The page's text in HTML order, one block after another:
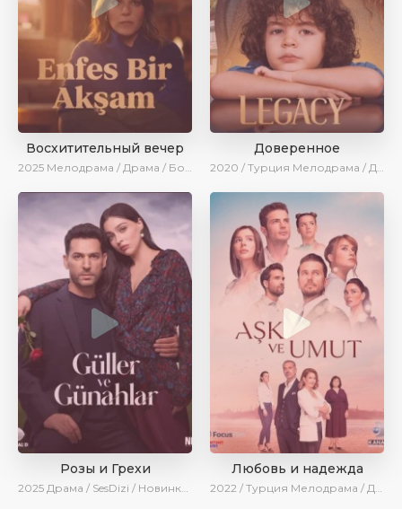
Восхитительный вечер
2025 Мелодрама / Драма / Боевик / Ирина Котова / Новинки / Сериалы 2025
Доверенное
2020 / Турция Мелодрама / Драма / Боевик / BeniAffet
Розы и Грехи
2025 Драма / SesDizi / Новинки / Сериалы 2025
Любовь и надежда
2022 / Турция Мелодрама / Драма / BeniAffet